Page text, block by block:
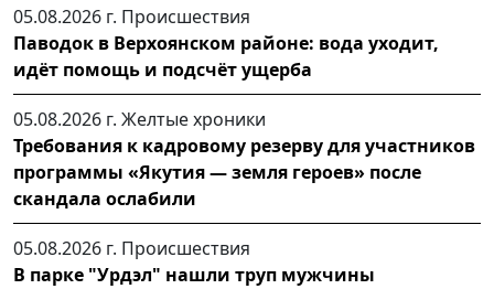
05.08.2026 г. Происшествия
Паводок в Верхоянском районе: вода уходит,
идёт помощь и подсчёт ущерба
05.08.2026 г. Желтые хроники
Требования к кадровому резерву для участников
программы «Якутия — земля героев» после
скандала ослабили
05.08.2026 г. Происшествия
В парке "Урдэл" нашли труп мужчины